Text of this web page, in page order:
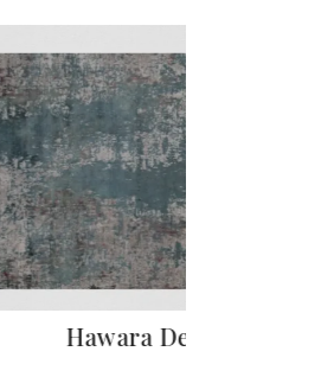
Hawara Des